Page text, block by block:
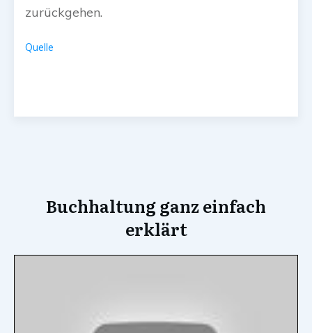
zurückgehen.
Quelle
Buchhaltung ganz einfach
erklärt